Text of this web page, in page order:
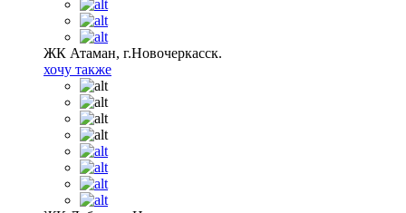
ЖК Атаман, г.Новочеркасск.
хочу также